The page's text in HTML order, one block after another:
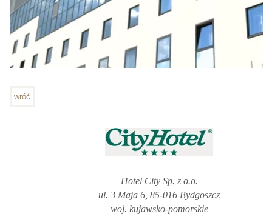
wróć
Hotel City Sp. z o.o.
ul. 3 Maja 6, 85-016 Bydgoszcz
woj. kujawsko-pomorskie